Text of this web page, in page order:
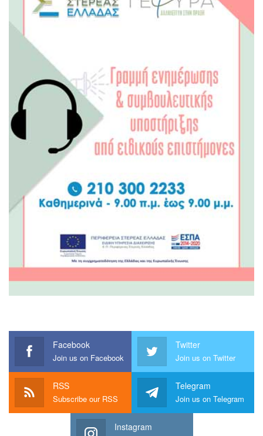
Facebook
Join us on Facebook
Twitter
Join us on Twitter
RSS
Subscribe our RSS
Telegram
Join us on Telegram
Instagram